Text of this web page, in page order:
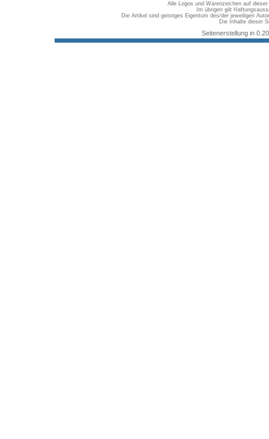
Alle Logos und Warenzeichen auf
Im übrigen gilt
Die Artikel sind geistiges Eigentum des/der jeweiligen
Die Inhalte dieser
Seitenerstellung in